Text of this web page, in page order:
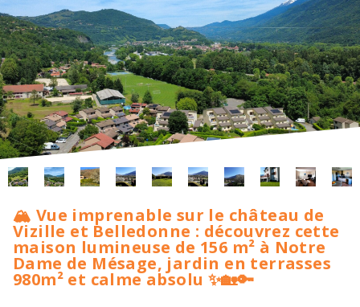
🏔️ Vue imprenable sur le château de
Vizille et Belledonne : découvrez cette
maison lumineuse de 156 m² à Notre
Dame de Mésage, jardin en terrasses
980m² et calme absolu ✨🏡🔑